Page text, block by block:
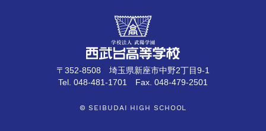
〒352-8508 埼玉県新座市中野2丁目9-1
Tel. 048-481-1701 Fax. 048-479-2501
© SEIBUDAI HIGH SCHOOL